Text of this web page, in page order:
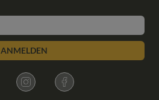
ANMELDEN